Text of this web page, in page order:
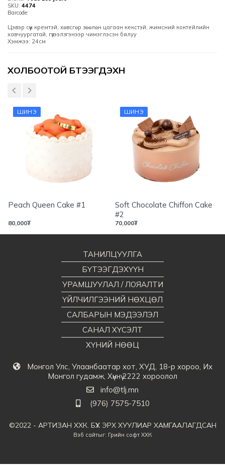
SKU: 4474
Barcode:
Цэвэр сүүн кремтэй, хөвсгөр зөөлөн цагаан кекстэй, жимсний коктейлийн
хавчуургатай, гүзээлзгэнээр чимэглэсэн бялуу
Хэмжээ: 24см
Үзүүлэлтүүд
ХОЛБООТОЙ БҮТЭЭГДЭХҮҮН
ШИНЭ
Peach Queen Cake #1
80,000₮
ШИНЭ
Soft Chocolate Chiffon Cake
#2
70,000₮
Монгол Улс, Улаанбаатар хот, ХУД, 18-р хороо, Их
Монгол гудамж, Хүннү 2222 хороолол
info@tlj.mn
(976) 7575-7510
ТАНИЛЦУУЛГА
БҮТЭЭГДЭХҮҮН
УРАМШУУЛАЛ / ЛОЯАЛТИ
ҮЙЛЧИЛГЭЭНИЙ НӨХЦӨЛ
САЛБАРЫН МЭДЭЭЛЭЛ
САНАЛ ХҮСЭЛТ
ХҮНИЙ НӨӨЦ
©2022 - АРТИЗАН ХХК. БҮХ ЭРХ ХУУЛИАР ХАМГААЛАГДСАН
Вэб сайтыг: Грийн софт ХХК